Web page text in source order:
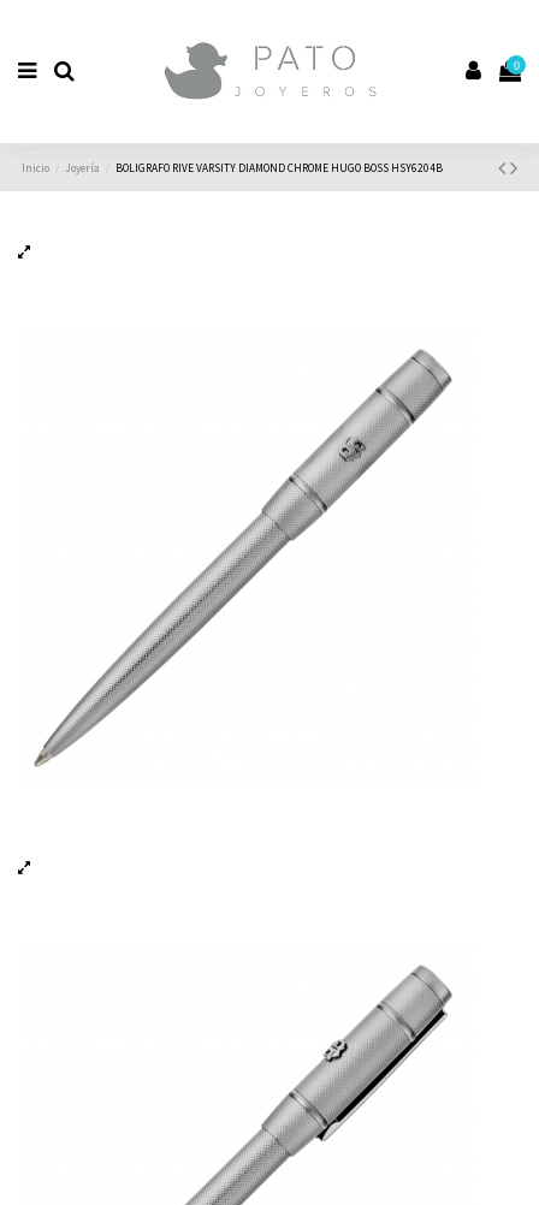
0
Inicio Joyería BOLIGRAFO RIVE VARSITY DIAMOND CHROME HUGO BOSS HSY6204B